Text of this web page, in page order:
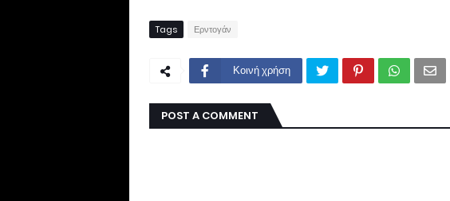
Tags Ερντογάν
Κοινή χρήση
POST A COMMENT